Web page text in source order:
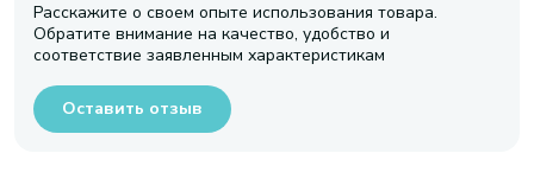
Расскажите о своем опыте использования товара.
Обратите внимание на качество, удобство и
соответствие заявленным характеристикам
Оставить отзыв